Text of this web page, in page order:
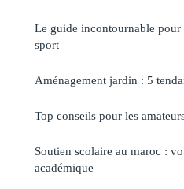
Le guide incontournable pour
sport
Aménagement jardin : 5
Top conseils pour les
Soutien scolaire au maroc :
académique